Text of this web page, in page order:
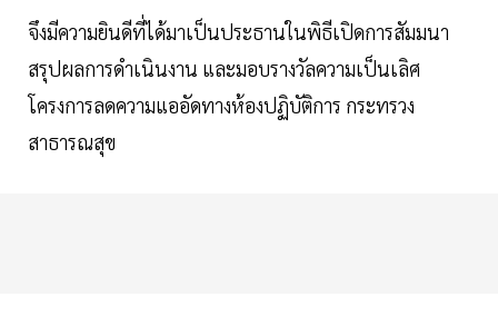
จึงมีความยินดีที่ได้มาเป็นประธานในพิธีเปิดการสัมมนา
สรุปผลการดำเนินงาน และมอบรางวัลความเป็นเลิศ
โครงการลดความแออัดทางห้องปฏิบัติการ กระทรวง
สาธารณสุข